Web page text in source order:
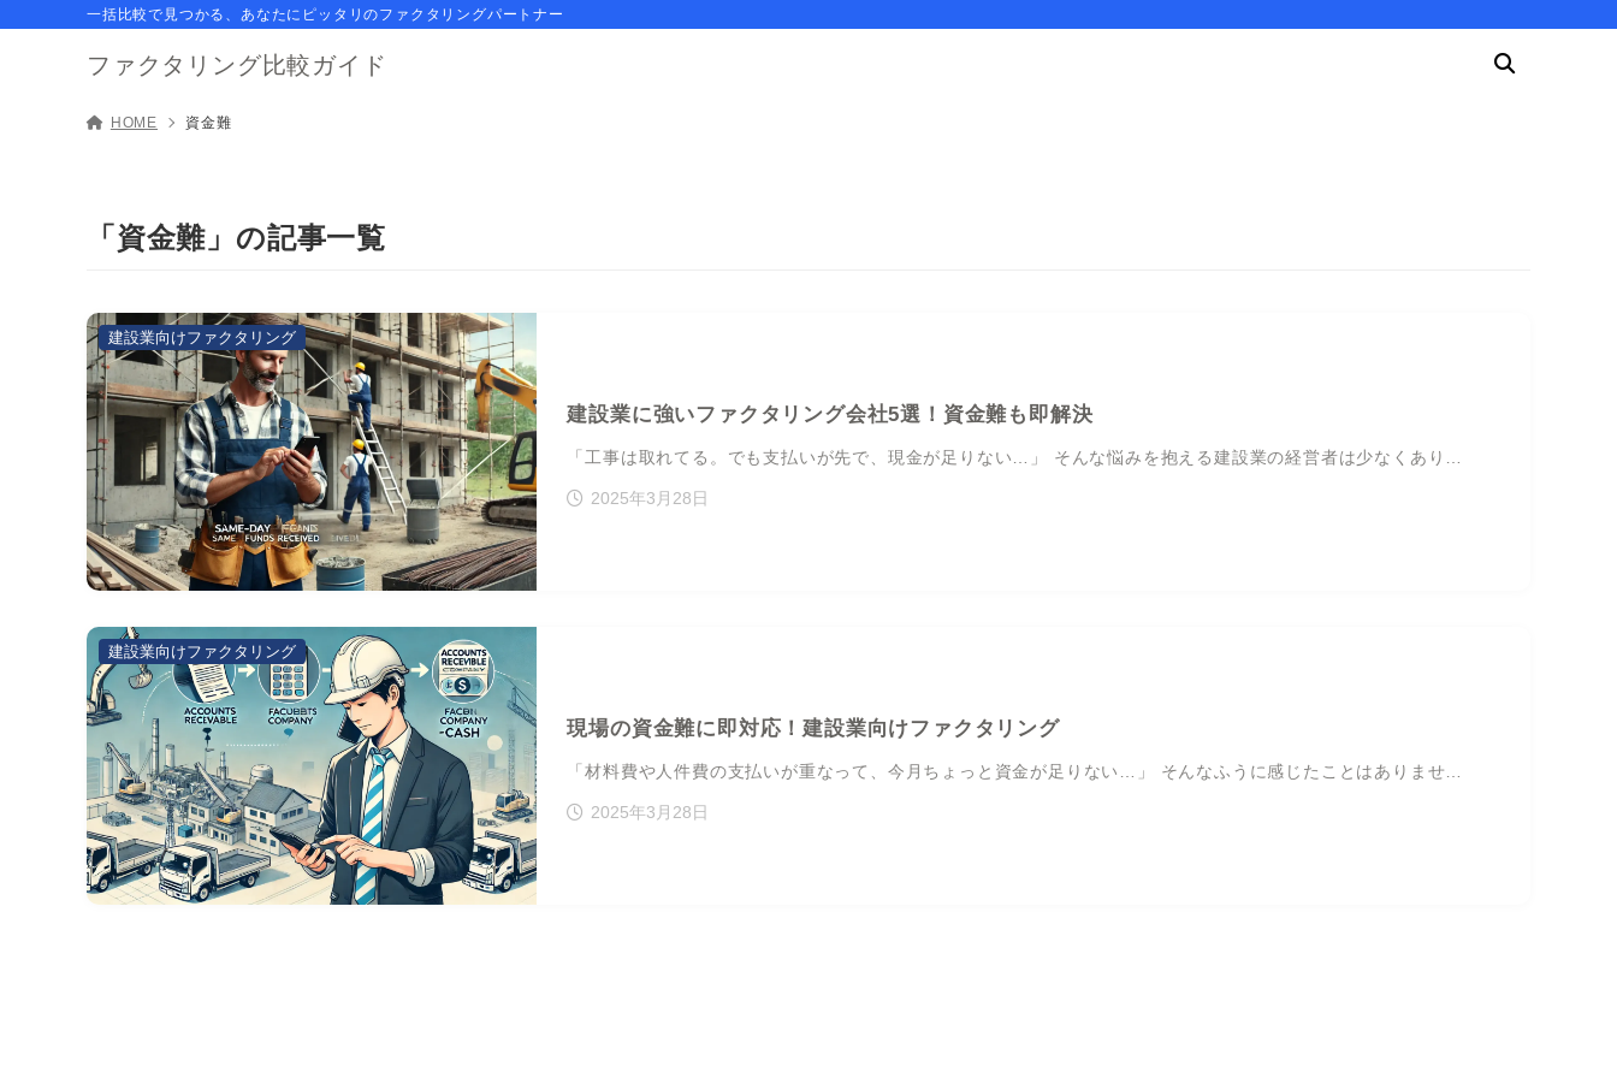
ファクタリング比較ガイド
一括比較で見つかる、あなたにピッタリのファクタリングパートナー
HOME 資金難
「資金難」の記事一覧
建設業に強いファクタリング会社5選！資金難も即解決
「工事は取れてる。でも支払いが先で、現金が足りない…」 そんな悩みを抱える建設業の経営者は少なくあり…
2025年3月28日
建設業向けファクタリング
現場の資金難に即対応！建設業向けファクタリング
「材料費や人件費の支払いが重なって、今月ちょっと資金が足りない…」 そんなふうに感じたことはありませ…
2025年3月28日
建設業向けファクタリング